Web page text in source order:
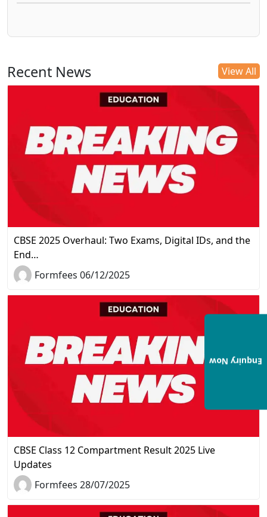
Recent News View All
CBSE 2025 Overhaul: Two Exams, Digital IDs, and the
End…
Formfees 06/12/2025
CBSE Class 12 Compartment Result 2025 Live
Updates
Formfees 28/07/2025
Enquiry Now